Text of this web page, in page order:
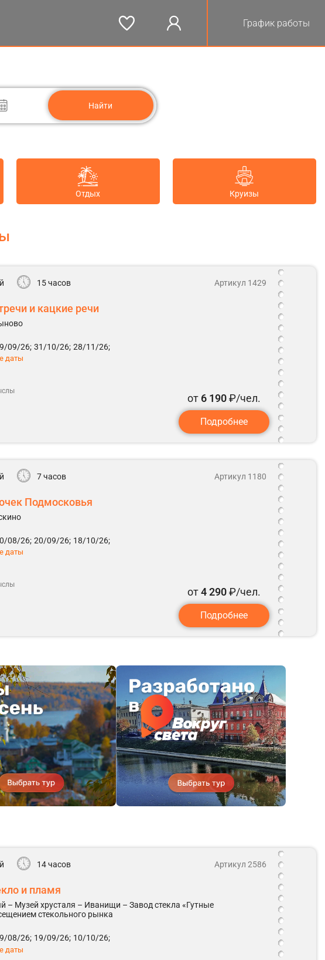
График работы
Отдых Круизы
15 часов
и кацкие речи
09/26; 31/10/26; 28/11/26;
даты
Артикул 1429
от 6 190₽/чел.
Подробнее
7 часов
Подмосковья
08/26; 20/09/26; 18/10/26;
даты
Артикул 1180
от4 290₽/чел.
Подробнее
14 часов
и пламя
– Музей хрусталя – Иванищи – Завод стекла «Гутные
стекольного рынка
08/26; 19/09/26; 10/10/26;
даты
Артикул 2586